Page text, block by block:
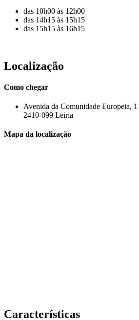
das 10h00 às 12h00
das 14h15 às 15h15
das 15h15 às 16h15
Localização
Como chegar
Avenida da Comunidade Europeia, 1
2410-099 Leiria
Mapa da localização
Características